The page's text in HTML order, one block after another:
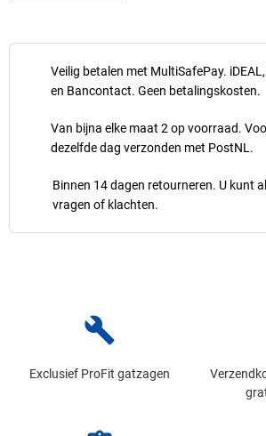
Veilig betalen met MultiSafePay.
en Bancontact. Geen betalingskosten.
Van bijna elke maat 2 op voorraad.
dezelfde dag verzonden met PostNL.
Binnen 14 dagen retourneren. U kunt
vragen of klachten.
build
Exclusief ProFit gatzagen